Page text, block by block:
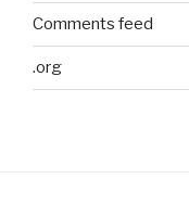
Comments feed
.org